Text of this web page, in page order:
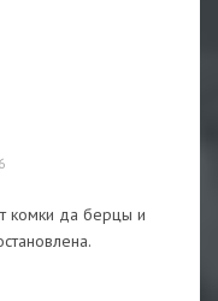
комки да берцы и